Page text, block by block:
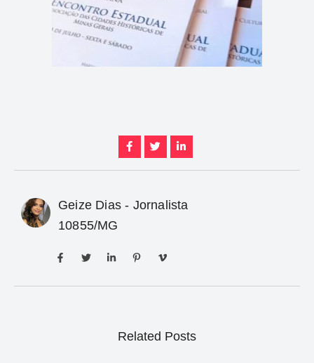
Geize Dias - Jornalista
10855/MG
Related Posts